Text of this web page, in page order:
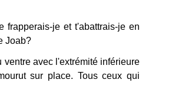
frapperais-je et t'abattrais-je en
Joab?
ventre avec l'extrémité inférieure
sur place. Tous ceux qui